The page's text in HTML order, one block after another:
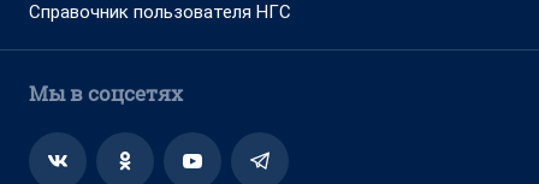
Справочник пользователя НГС
Мы в соцсетях